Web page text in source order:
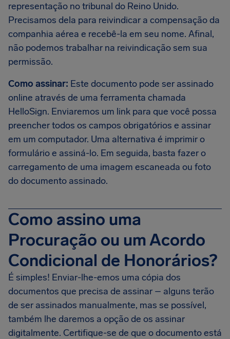
representação no tribunal do Reino Unido.
Precisamos dela para reivindicar a compensação da
companhia aérea e recebê-la em seu nome. Afinal,
não podemos trabalhar na reivindicação sem sua
permissão.
Como assinar: Este documento pode ser assinado
online através de uma ferramenta chamada
HelloSign. Enviaremos um link para que você possa
preencher todos os campos obrigatórios e assinar
em um computador. Uma alternativa é imprimir o
formulário e assiná-lo. Em seguida, basta fazer o
carregamento de uma imagem escaneada ou foto
do documento assinado.
Como assino uma
Procuração ou um Acordo
Condicional de Honorários?
É simples! Enviar-lhe-emos uma cópia dos
documentos que precisa de assinar – alguns terão
de ser assinados manualmente, mas se possível,
também lhe daremos a opção de os assinar
digitalmente. Certifique-se de que o documento está